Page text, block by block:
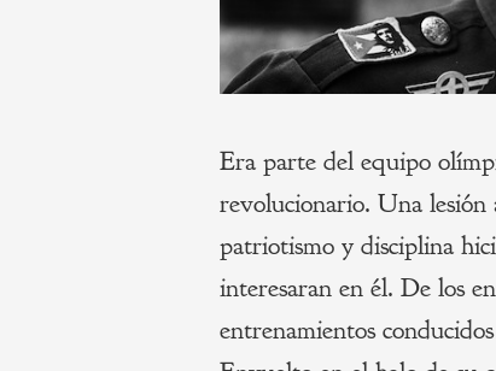
Era parte del equipo
revolucionario. Una lesión
patriotismo y disciplina
interesaran en él. De los
entrenamientos